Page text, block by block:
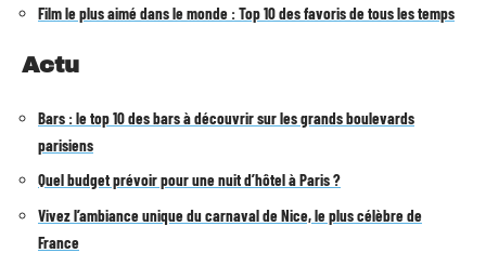
Film le plus aimé dans le monde : Top 10 des favoris de tous les temps
Actu
Bars : le top 10 des bars à découvrir sur les grands boulevards
parisiens
Quel budget prévoir pour une nuit d’hôtel à Paris ?
Vivez l’ambiance unique du carnaval de Nice, le plus célèbre de
France